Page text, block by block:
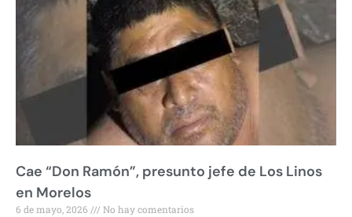
Cae “Don Ramón”, presunto jefe de Los Linos
en Morelos
6 de mayo, 2026 No hay comentarios